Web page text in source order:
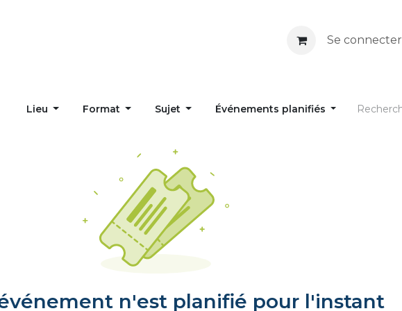
Se connecter
Lieu Format Sujet Événements planifiés
n'est planifié pour l'instant